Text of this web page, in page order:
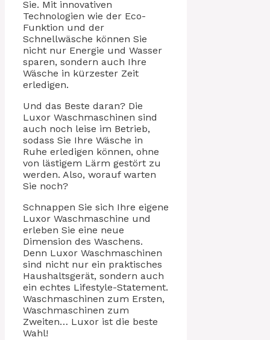
Sie. Mit innovativen
Technologien wie der Eco-
Funktion und der
Schnellwäsche können Sie
nicht nur Energie und Wasser
sparen, sondern auch Ihre
Wäsche in kürzester Zeit
erledigen.
Und das Beste daran? Die
Luxor Waschmaschinen sind
auch noch leise im Betrieb,
sodass Sie Ihre Wäsche in
Ruhe erledigen können, ohne
von lästigem Lärm gestört zu
werden. Also, worauf warten
Sie noch?
Schnappen Sie sich Ihre eigene
Luxor Waschmaschine und
erleben Sie eine neue
Dimension des Waschens.
Denn Luxor Waschmaschinen
sind nicht nur ein praktisches
Haushaltsgerät, sondern auch
ein echtes Lifestyle-Statement.
Waschmaschinen zum Ersten,
Waschmaschinen zum
Zweiten… Luxor ist die beste
Wahl!